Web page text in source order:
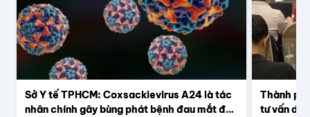
Sở Y tế TPHCM: Coxsackievirus A24 là tác
nhân chính gây bùng phát bệnh đau mắt đỏ
Thành
tư vấn